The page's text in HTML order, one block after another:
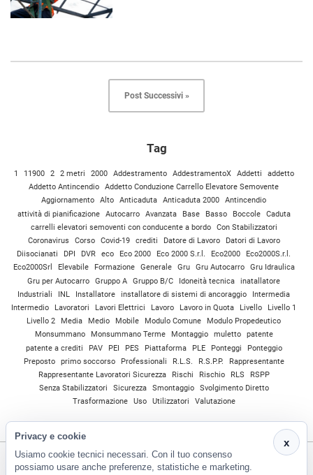
Post Successivi »
Tag
1 11900 2 2 metri 2000 Addestramento AddestramentoX Addetti
addetto
Addetto Antincendio
Addetto Conduzione Carrello Elevatore Semovente
Aggiornamento
Alto Anticaduta Anticaduta 2000
Antincendio
attività di pianificazione
Autocarro Avanzata Base Basso Boccole
Caduta
carrelli elevatori semoventi con conducente a bordo
Con Stabilizzatori
Coronavirus
Corso Covid-19 crediti Datore di Lavoro
Datori di Lavoro
Diisocianati
DPI DVR eco Eco 2000 Eco 2000 S.r.l. Eco2000
Eco2000S.r.l.
Eco2000Srl
Elevabile Formazione Generale Gru Gru Autocarro
Gru Idraulica
Gru per Autocarro
Gruppo A Gruppo B/C Idoneità tecnica
inatallatore
Industriali
INL Installatore installatore di sistemi di ancoraggio
Intermedia
Intermedio
Lavoratori Lavori Elettrici Lavoro Lavoro in Quota Livello
Livello 1
Livello 2
Media Medio Mobile Modulo Comune
Modulo Propedeutico
Monsummano
Monsummano Terme Montaggio muletto
patente
patente a crediti
PAV PEI PES Piattaforma PLE Ponteggi
Ponteggio
Preposto
primo soccorso Professionali R.L.S. R.S.P.P.
Rappresentante
Rappresentante Lavoratori Sicurezza
Rischi Rischio RLS
RSPP
Senza Stabilizzatori
Sicurezza Smontaggio
Svolgimento Diretto
Trasformazione
Uso Utilizzatori Valutazione
x
Privacy e cookie
Usiamo cookie tecnici necessari. Con il tuo consenso
possiamo usare anche preferenze, statistiche e marketing.